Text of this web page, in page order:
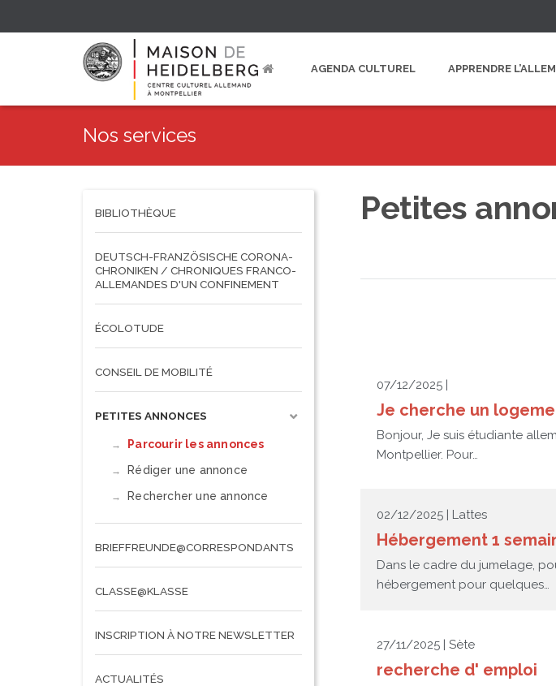
AGENDA CULTUREL APPRENDRE
Nos services
Petites
07/12/2025 |
Je cherche un
Bonjour, Je suis étudiante
Montpellier. Pour…
02/12/2025 | Lattes
Hébergement 1
Dans le cadre du jumelage,
hébergement pour quelques…
27/11/2025 | Sète
recherche d' emploi
BIBLIOTHÈQUE
DEUTSCH-FRANZÖSISCHE CORONA-
CHRONIKEN / CHRONIQUES FRANCO-
ALLEMANDES D'UN CONFINEMENT
ÉCOLOTUDE
CONSEIL DE MOBILITÉ
PETITES ANNONCES
Parcourir les annonces
Rédiger une annonce
Rechercher une annonce
BRIEFFREUNDE@CORRESPONDANTS
CLASSE@KLASSE
INSCRIPTION À NOTRE NEWSLETTER
ACTUALITÉS